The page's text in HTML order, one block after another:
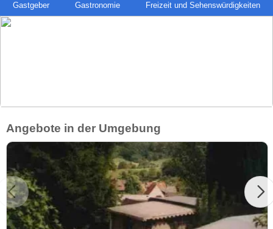
Gastgeber Gastronomie Freizeit und Sehenswürdigkeiten
Angebote in der Umgebung